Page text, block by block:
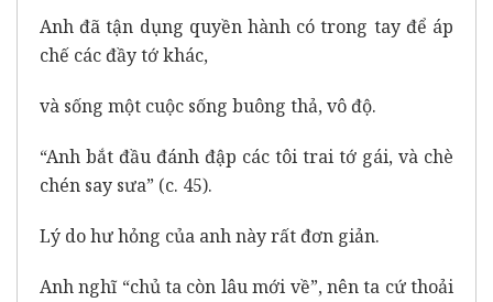
Anh đã tận dụng quyền hành có trong tay để áp
chế các đầy tớ khác,
và sống một cuộc sống buông thả, vô độ.
“Anh bắt đầu đánh đập các tôi trai tớ gái, và chè
chén say sưa” (c. 45).
Lý do hư hỏng của anh này rất đơn giản.
Anh nghĩ “chủ ta còn lâu mới về”, nên ta cứ thoải